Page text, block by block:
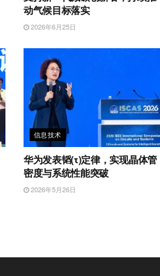
动气候目标落实
2026年6月25日
信息技术
华为发表韬(τ)定律，实现晶体管
密度与系统性能突破
2026年5月26日